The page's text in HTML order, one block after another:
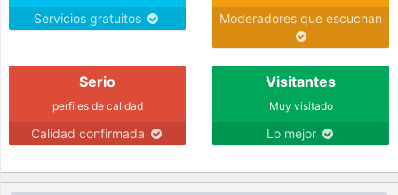
Servicios gratuitos Moderadores que escuchan
Serio
perfiles de calidad
Calidad confirmada
Visitantes
Muy visitado
Lo mejor